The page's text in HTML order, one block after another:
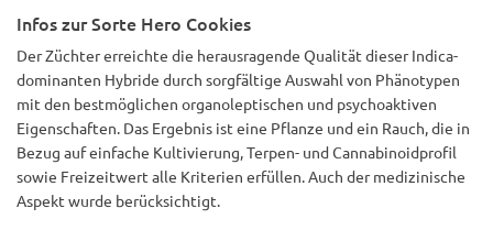
Infos zur Sorte Hero Cookies
Der Züchter erreichte die herausragende Qualität dieser Indica-
dominanten Hybride durch sorgfältige Auswahl von Phänotypen
mit den bestmöglichen organoleptischen und psychoaktiven
Eigenschaften. Das Ergebnis ist eine Pflanze und ein Rauch, die in
Bezug auf einfache Kultivierung, Terpen- und Cannabinoidprofil
sowie Freizeitwert alle Kriterien erfüllen. Auch der medizinische
Aspekt wurde berücksichtigt.